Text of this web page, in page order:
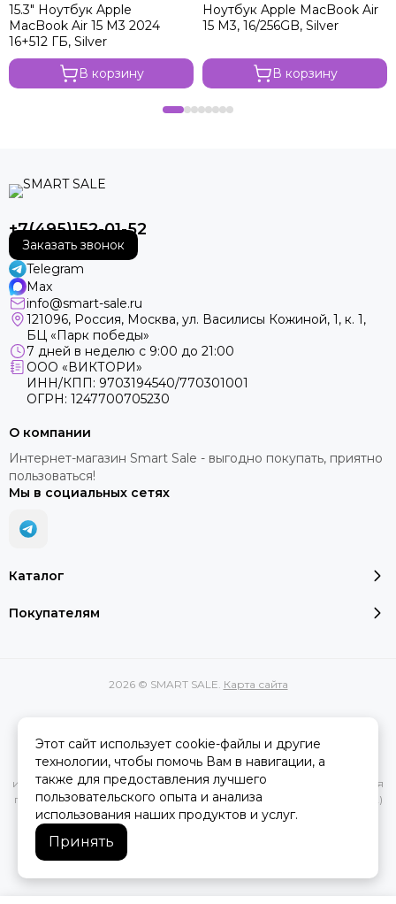
15.3" Ноутбук Apple
MacBook Air 15 M3 2024
16+512 ГБ, Silver
В корзину
Ноутбук Apple MacBook Air
15 M3, 16/256GB, Silver
В корзину
+7(495)152-01-52
Заказать звонок
Telegram
Max
info@smart-sale.ru
121096, Россия, Москва, ул. Василисы Кожиной, 1, к. 1,
БЦ «Парк победы»
7 дней в неделю с 9:00 до 21:00
ООО «ВИКТОРИ»
ИНН/КПП: 9703194540/770301001
ОГРН: 1247700705230
Каталог
Покупателям
О компании
Интернет-магазин Smart Sale - выгодно покупать, приятно
пользоваться!
Мы в социальных сетях
2026 © SMART SALE. Карта сайта
Вся представленная на сайте информация, касающаяся
характеристик, стоимости товаров и услуг, носит
информационный характер и ни при каких условиях не является
публичной офертой, определяемой положениями Статьи 437(2)
Гражданского кодекса РФ.
Этот сайт использует cookie-файлы и другие
технологии, чтобы помочь Вам в навигации, а
также для предоставления лучшего
пользовательского опыта и анализа
использования наших продуктов и услуг.
Принять